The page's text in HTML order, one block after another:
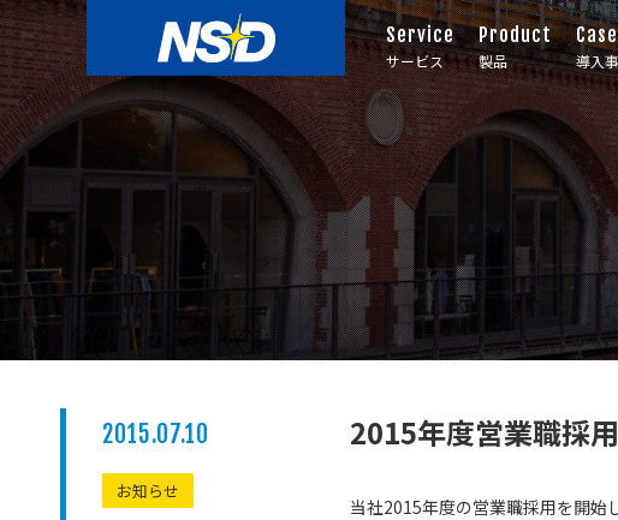
Service
サービス
Product
製品 導入
2015.07.10
お知らせ
2015年度営業職採
当社2015年度の営業職採用を開始